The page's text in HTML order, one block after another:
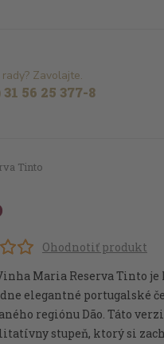
Zavolajte.
31 56 25 377-8
Tinto
Ohodnotiť produkt
Vinha Maria Reserva Tinto
elegantné portugalské
regiónu Dão. Táto
stupeň, ktorý si